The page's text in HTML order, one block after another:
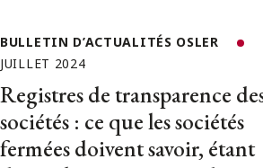
BULLETIN D’ACTUALITÉS OSLER
JUILLET 2024
Registres de transparence
sociétés : ce que les sociétés
fermées doivent savoir, étant